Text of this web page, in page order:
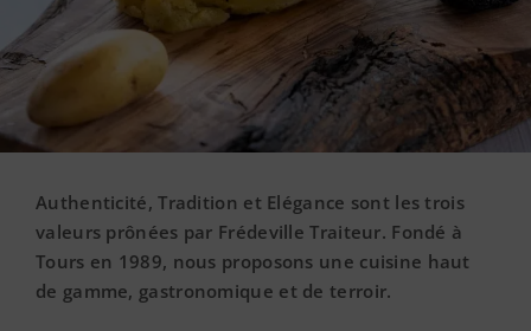
Authenticité, Tradition et Elégance sont les trois
valeurs prônées par Frédeville Traiteur. Fondé à
Tours en 1989, nous proposons une cuisine haut
de gamme, gastronomique et de terroir.